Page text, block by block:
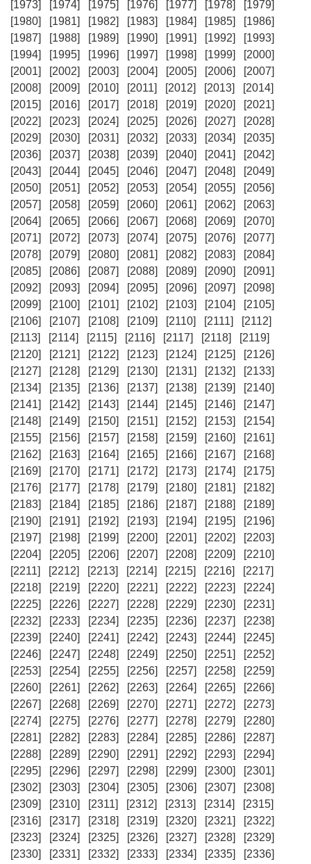
[1973] [1974] [1975] [1976] [1977] [1978]
[1979]
[1980]
[1981] [1982] [1983] [1984] [1985]
[1986]
[1987]
[1988] [1989] [1990] [1991] [1992]
[1993]
[1994]
[1995] [1996] [1997] [1998] [1999]
[2000]
[2001]
[2002] [2003] [2004] [2005] [2006]
[2007]
[2008]
[2009] [2010] [2011] [2012] [2013]
[2014]
[2015]
[2016] [2017] [2018] [2019] [2020]
[2021]
[2022]
[2023] [2024] [2025] [2026] [2027]
[2028]
[2029]
[2030] [2031] [2032] [2033] [2034]
[2035]
[2036]
[2037] [2038] [2039] [2040] [2041]
[2042]
[2043]
[2044] [2045] [2046] [2047] [2048]
[2049]
[2050]
[2051] [2052] [2053] [2054] [2055]
[2056]
[2057]
[2058] [2059] [2060] [2061] [2062]
[2063]
[2064]
[2065] [2066] [2067] [2068] [2069]
[2070]
[2071]
[2072] [2073] [2074] [2075] [2076]
[2077]
[2078]
[2079] [2080] [2081] [2082] [2083]
[2084]
[2085]
[2086] [2087] [2088] [2089] [2090]
[2091]
[2092]
[2093] [2094] [2095] [2096] [2097]
[2098]
[2099]
[2100] [2101] [2102] [2103] [2104]
[2105]
[2106]
[2107] [2108] [2109] [2110] [2111]
[2112]
[2113]
[2114] [2115] [2116] [2117] [2118]
[2119]
[2120]
[2121] [2122] [2123] [2124] [2125]
[2126]
[2127]
[2128] [2129] [2130] [2131] [2132]
[2133]
[2134]
[2135] [2136] [2137] [2138] [2139]
[2140]
[2141]
[2142] [2143] [2144] [2145] [2146]
[2147]
[2148]
[2149] [2150] [2151] [2152] [2153]
[2154]
[2155]
[2156] [2157] [2158] [2159] [2160]
[2161]
[2162]
[2163] [2164] [2165] [2166] [2167]
[2168]
[2169]
[2170] [2171] [2172] [2173] [2174]
[2175]
[2176]
[2177] [2178] [2179] [2180] [2181]
[2182]
[2183]
[2184] [2185] [2186] [2187] [2188]
[2189]
[2190]
[2191] [2192] [2193] [2194] [2195]
[2196]
[2197]
[2198] [2199] [2200] [2201] [2202]
[2203]
[2204]
[2205] [2206] [2207] [2208] [2209]
[2210]
[2211]
[2212] [2213] [2214] [2215] [2216]
[2217]
[2218]
[2219] [2220] [2221] [2222] [2223]
[2224]
[2225]
[2226] [2227] [2228] [2229] [2230]
[2231]
[2232]
[2233] [2234] [2235] [2236] [2237]
[2238]
[2239]
[2240] [2241] [2242] [2243] [2244]
[2245]
[2246]
[2247] [2248] [2249] [2250] [2251]
[2252]
[2253]
[2254] [2255] [2256] [2257] [2258]
[2259]
[2260]
[2261] [2262] [2263] [2264] [2265]
[2266]
[2267]
[2268] [2269] [2270] [2271] [2272]
[2273]
[2274]
[2275] [2276] [2277] [2278] [2279]
[2280]
[2281]
[2282] [2283] [2284] [2285] [2286]
[2287]
[2288]
[2289] [2290] [2291] [2292] [2293]
[2294]
[2295]
[2296] [2297] [2298] [2299] [2300]
[2301]
[2302]
[2303] [2304] [2305] [2306] [2307]
[2308]
[2309]
[2310] [2311] [2312] [2313] [2314]
[2315]
[2316]
[2317] [2318] [2319] [2320] [2321]
[2322]
[2323]
[2324] [2325] [2326] [2327] [2328]
[2329]
[2330]
[2331] [2332] [2333] [2334] [2335]
[2336]